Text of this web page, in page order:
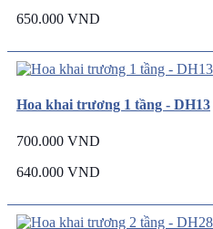
650.000 VND
Hoa khai trương 1 tầng - DH13
700.000 VND
640.000 VND